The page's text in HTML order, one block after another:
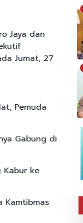
Jaya dan
Jumat, 27
Pemuda
Gabung di
Kabur ke
Kamtibmas